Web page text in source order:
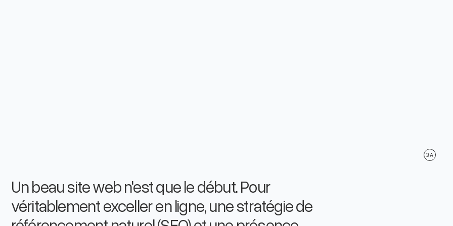
3A
Un beau site web n'est que le début. Pour
véritablement exceller en ligne, une stratégie de